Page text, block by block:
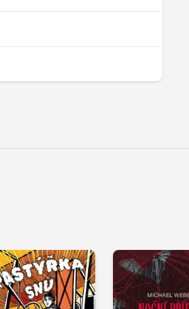
Přehrát
ukázku